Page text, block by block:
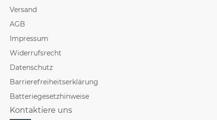
Versand
AGB
Impressum
Widerrufsrecht
Datenschutz
Barrierefreiheitserklärung
Batteriegesetzhinweise
Kontaktiere uns